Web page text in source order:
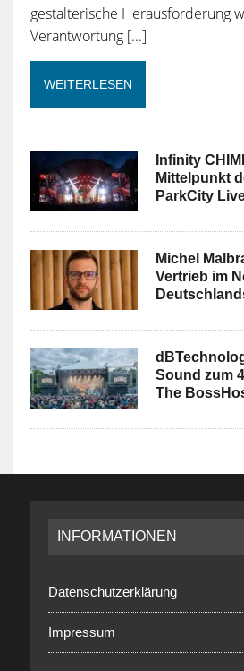
gestalterische Herausforderung
Verantwortung [...]
WEITERLESEN
Infinity
Mittelpunkt
ParkCity
Michel
Vertrieb im
Sound zum
The
INFORMATIONEN
Datenschutzerklärung
Impressum